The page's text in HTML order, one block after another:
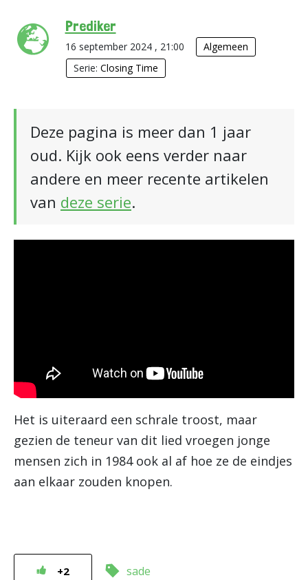
Prediker
16 september 2024 , 21:00
Algemeen
Serie: Closing Time
Deze pagina is meer dan 1 jaar
oud. Kijk ook eens verder naar
andere en meer recente artikelen
van deze serie.
Het is uiteraard een schrale troost, maar
gezien de teneur van dit lied vroegen jonge
mensen zich in 1984 ook al af hoe ze de eindjes
aan elkaar zouden knopen.
+2 sade